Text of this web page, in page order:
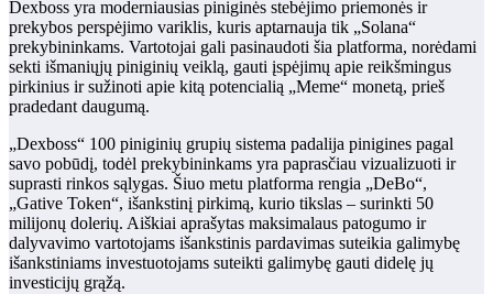
Dexboss yra moderniausias piniginės stebėjimo priemonės ir
prekybos perspėjimo variklis, kuris aptarnauja tik „Solana“
prekybininkams. Vartotojai gali pasinaudoti šia platforma, norėdami
sekti išmaniųjų piniginių veiklą, gauti įspėjimų apie reikšmingus
pirkinius ir sužinoti apie kitą potencialią „Meme“ monetą, prieš
pradedant daugumą.
„Dexboss“ 100 piniginių grupių sistema padalija pinigines pagal
savo pobūdį, todėl prekybininkams yra paprasčiau vizualizuoti ir
suprasti rinkos sąlygas. Šiuo metu platforma rengia „DeBo“,
„Gative Token“, išankstinį pirkimą, kurio tikslas – surinkti 50
milijonų dolerių. Aiškiai aprašytas maksimalaus patogumo ir
dalyvavimo vartotojams išankstinis pardavimas suteikia galimybę
išankstiniams investuotojams suteikti galimybę gauti didelę jų
investicijų grąžą.